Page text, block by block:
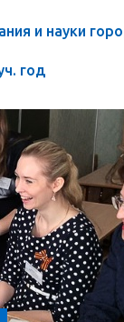
и науки
год